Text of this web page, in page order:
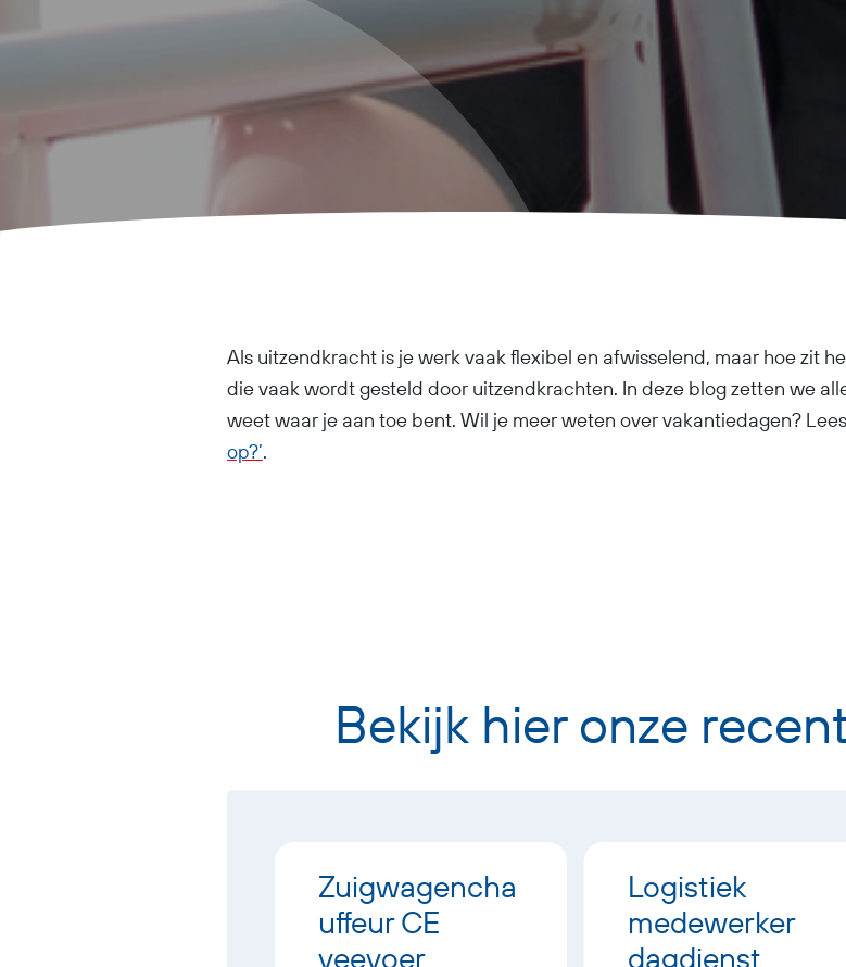
Als uitzendkracht is je werk vaak flexibel en afwisselend, maar hoe zit
die vaak wordt gesteld door uitzendkrachten. In deze blog zetten we
weet waar je aan toe bent. Wil je meer weten over vakantiedagen?
op?’.
Bekijk hier onze
Logistiek
medewerker
dagdienst
Zuigwagencha
uffeur CE
veevoer